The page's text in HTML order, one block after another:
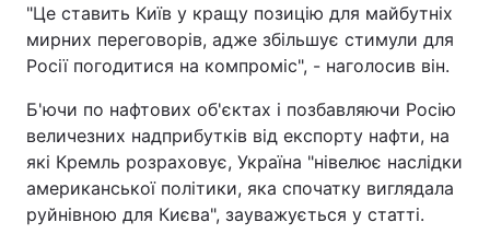
"Це ставить Київ у кращу позицію для майбутніх
мирних переговорів, адже збільшує стимули для
Росії погодитися на компроміс", - наголосив він.
Б'ючи по нафтових об'єктах і позбавляючи Росію
величезних надприбутків від експорту нафти, на
які Кремль розраховує, Україна "нівелює наслідки
американської політики, яка спочатку виглядала
руйнівною для Києва", зауважується у статті.